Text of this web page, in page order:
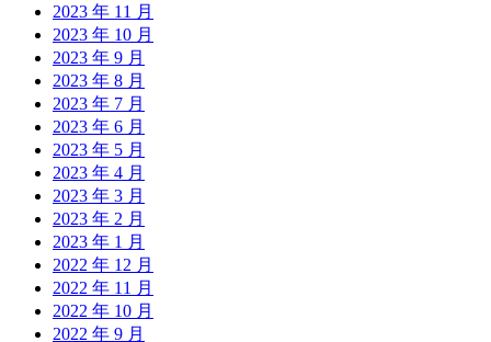
2023 年 11 月
2023 年 10 月
2023 年 9 月
2023 年 8 月
2023 年 7 月
2023 年 6 月
2023 年 5 月
2023 年 4 月
2023 年 3 月
2023 年 2 月
2023 年 1 月
2022 年 12 月
2022 年 11 月
2022 年 10 月
2022 年 9 月